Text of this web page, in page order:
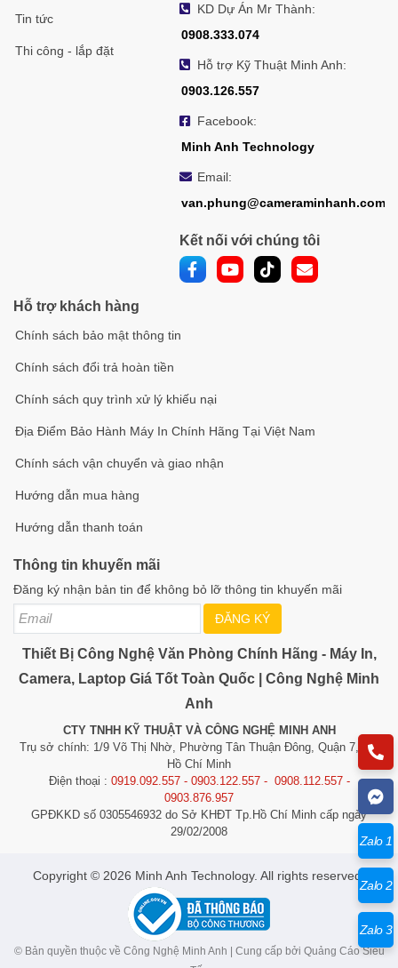
Tin tức
Thi công - lắp đặt
KD Dự Án Mr Thành:
0908.333.074
Hỗ trợ Kỹ Thuật Minh Anh:
0903.126.557
Facebook:
Minh Anh Technology
Email:
van.phung@cameraminhanh.com
Kết nối với chúng tôi
Hỗ trợ khách hàng
Chính sách bảo mật thông tin
Chính sách đổi trả hoàn tiền
Chính sách quy trình xử lý khiếu nại
Địa Điểm Bảo Hành Máy In Chính Hãng Tại Việt Nam
Chính sách vận chuyển và giao nhận
Hướng dẫn mua hàng
Hướng dẫn thanh toán
Thông tin khuyến mãi
Đăng ký nhận bản tin để không bỏ lỡ thông tin khuyến mãi
ĐĂNG KÝ
Thiết Bị Công Nghệ Văn Phòng Chính Hãng - Máy In,
Camera, Laptop Giá Tốt Toàn Quốc | Công Nghệ Minh
Anh
CTY TNHH KỸ THUẬT VÀ CÔNG NGHỆ MINH ANH
Trụ sở chính: 1/9 Võ Thị Nhờ, Phường Tân Thuận Đông, Quận 7, TP.
Hồ Chí Minh
Điện thoại : 0919.092.557 - 0903.122.557 - 0908.112.557 -
0903.876.957
GPĐKKD số 0305546932 do Sở KHĐT Tp.Hồ Chí Minh cấp ngày
29/02/2008
​​​​​​Copyright © 2026 Minh Anh Technology. All rights reserved.
© Bản quyền thuộc về Công Nghệ Minh Anh | Cung cấp bởi Quảng Cáo Siêu
Zalo 1
Zalo 2
Zalo 3